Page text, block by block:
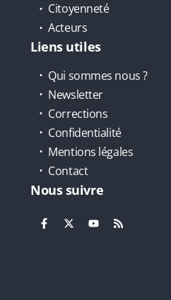
Citoyenneté
Acteurs
Liens utiles
Qui sommes nous ?
Newsletter
Corrections
Confidentialité
Mentions légales
Contact
Nous suivre